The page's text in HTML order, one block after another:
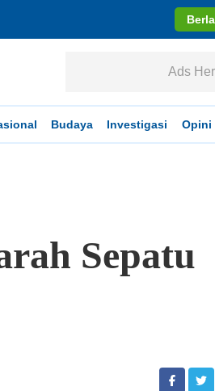
Ads
Budaya Investigasi Opini
Sepatu